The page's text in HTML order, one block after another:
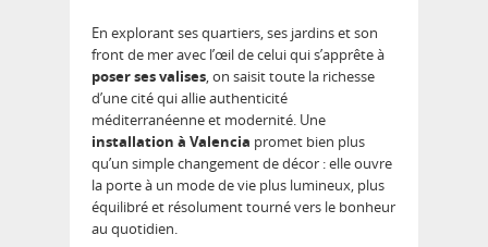
En explorant ses quartiers, ses jardins et son
front de mer avec l’œil de celui qui s’apprête à
poser ses valises, on saisit toute la richesse
d’une cité qui allie authenticité
méditerranéenne et modernité. Une
installation à Valencia promet bien plus
qu’un simple changement de décor : elle ouvre
la porte à un mode de vie plus lumineux, plus
équilibré et résolument tourné vers le bonheur
au quotidien.